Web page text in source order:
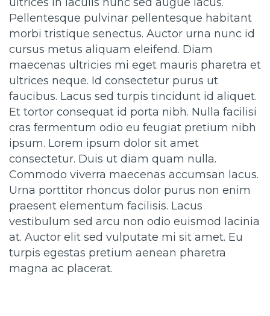
Pellentesque pulvinar pellentesque habitant
morbi tristique senectus. Auctor urna nunc id
cursus metus aliquam eleifend. Diam
maecenas ultricies mi eget mauris pharetra et
ultrices neque. Id consectetur purus ut
faucibus. Lacus sed turpis tincidunt id aliquet.
Et tortor consequat id porta nibh. Nulla facilisi
cras fermentum odio eu feugiat pretium nibh
ipsum. Lorem ipsum dolor sit amet
consectetur. Duis ut diam quam nulla.
Commodo viverra maecenas accumsan lacus.
Urna porttitor rhoncus dolor purus non enim
praesent elementum facilisis. Lacus
vestibulum sed arcu non odio euismod lacinia
at. Auctor elit sed vulputate mi sit amet. Eu
turpis egestas pretium aenean pharetra
magna ac placerat.